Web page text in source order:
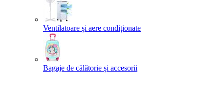
Ventilatoare și aere condiționate
Bagaje de călătorie și accesorii